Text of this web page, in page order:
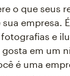
o que seus
empresa.
e
em um
é uma